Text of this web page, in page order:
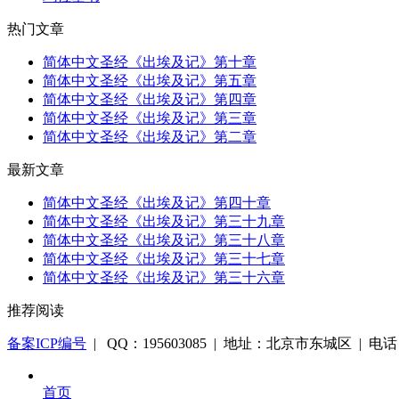
热门文章
简体中文圣经《出埃及记》第十章
简体中文圣经《出埃及记》第五章
简体中文圣经《出埃及记》第四章
简体中文圣经《出埃及记》第三章
简体中文圣经《出埃及记》第二章
最新文章
简体中文圣经《出埃及记》第四十章
简体中文圣经《出埃及记》第三十九章
简体中文圣经《出埃及记》第三十八章
简体中文圣经《出埃及记》第三十七章
简体中文圣经《出埃及记》第三十六章
推荐阅读
备案ICP编号 | QQ：195603085 | 地址：北京市东城区 | 电话
首页